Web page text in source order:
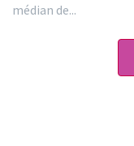
médian de...